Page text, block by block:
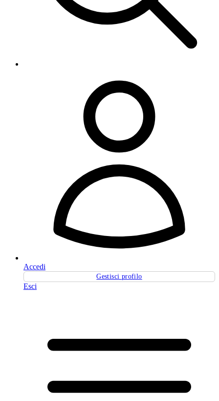
Accedi
Gestisci profilo
Esci